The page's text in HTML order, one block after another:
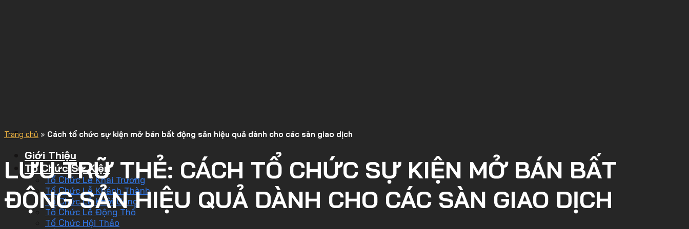
Giới Thiệu
Tổ Chức Sự Kiện
Tổ Chức Lễ Khai Trương
Tổ Chức Lễ Khánh Thành
Tổ Chức Lễ Khởi Công
Tổ Chức Lễ Động Thổ
Tổ Chức Hội Thảo
Trang chủ » Cách tổ chức sự kiện mở bán bất động sản hiệu quả dành cho các sàn giao dịch
LƯU TRỮ THẺ: CÁCH TỔ CHỨC SỰ KIỆN MỞ BÁN BẤT
ĐỘNG SẢN HIỆU QUẢ DÀNH CHO CÁC SÀN GIAO DỊCH